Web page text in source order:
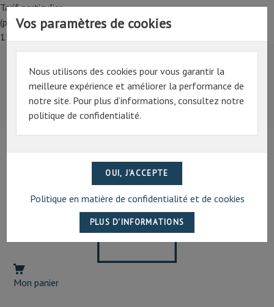
Tarif particulier,
(professionnel, connectez-vous pour bénéficier de la remise de
15%)
Tarif particulier,
(professionnel, connectez-vous pour bénéficier de la
remise de 15%)
07 69 94 13 47
Mon panier
Vos paramètres de cookies
Nous utilisons des cookies pour vous garantir la
meilleure expérience et améliorer la performance de
notre site. Pour plus d’informations, consultez notre
politique de confidentialité.
Politique en matière de confidentialité et de cookies